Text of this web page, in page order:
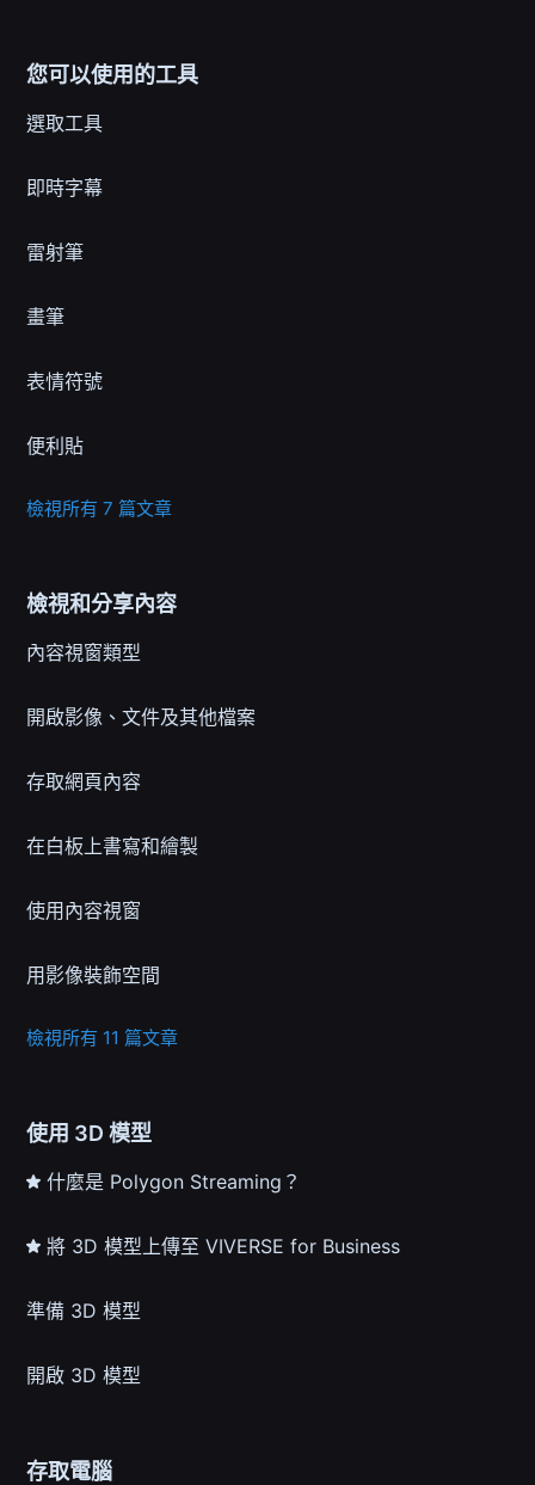
您可以使用的工具
選取工具
即時字幕
雷射筆
畫筆
表情符號
便利貼
檢視所有 7 篇文章
檢視和分享內容
內容視窗類型
開啟影像、文件及其他檔案
存取網頁內容
在白板上書寫和繪製
使用內容視窗
用影像裝飾空間
檢視所有 11 篇文章
使用 3D 模型
什麼是 Polygon Streaming？
將 3D 模型上傳至 VIVERSE for Business
準備 3D 模型
開啟 3D 模型
存取電腦